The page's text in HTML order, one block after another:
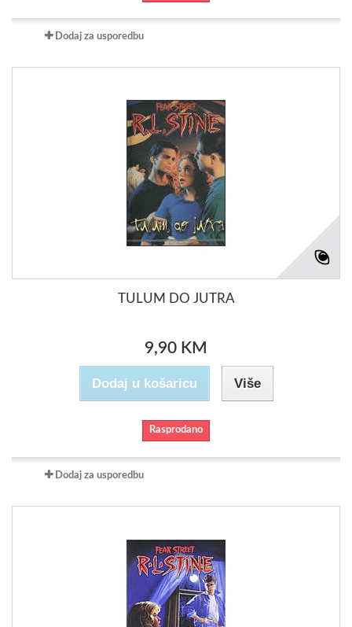
Dodaj za usporedbu
TULUM DO JUTRA
9,90 KM
Dodaj u košaricu Više
Rasprodano
Dodaj za usporedbu